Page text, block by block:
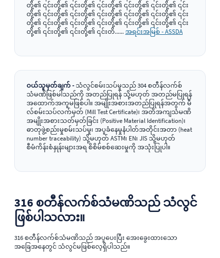
တို့၏ ၎င်းတို့၏ ၎င်းတို့၏ ၎င်းတို့၏ ၎င်းတို့၏ ၎င်းတို့၏ ၎င်း
တို့၏ ၎င်းတို့၏ ၎င်းတို့၏ ၎င်းတို့၏ ၎င်းတို့၏ ၎င်းတို့၏ ၎င်း
တို့၏ ၎င်းတို့၏ ၎င်းတို့၏ ၎င်းတို့၏ ၎င်းတို့၏ ၎င်းတို့၏ ၎င်း
တို့၏ ၎င်းတို့၏ ၎င်းတို့၏ ၎င်းတိ......အရင်းအမြစ် - ASSDA
ဝယ်သူမှတ်ချက် - သံလွင်စမ်းသပ်မှုသည် 304 စတီန်လက်စ်
သံမဏိဖြစ်မါသည်ကို အတည်ပြုရန် သို့မဟုတ် အတည်မပြုရန်
အထောက်အကူမဖြစ်ပါ။ အမျိုးအစားအတည်ပြုရန်အတွက် မီ
လ်စမ်းသပ်လက်မှတ် (Mill Test Certificate)၊ အတိအကျသံမဏိ
အမျိုးအစားသတ်မှတ်ခြင်း (Positive Material Identification)၊
ဓာတုဖွဲ့စည်းမှုစမ်းသပ်မှု၊ အပူခံနေမှုနံပါတ်အတိုင်းအတာ (heat
number traceability) သို့မဟုတ် ASTM၊ EN၊ JIS သို့မဟုတ်
စီမံကိန်းစံနှုန်းများအရ စိစိမ်စစ်ဆေးမှုကို အသုံးပြုပါ။
316 စတီန်လက်စ်သံမဏိသည် သံလွင်
ဖြစ်ပါသလား။
316 စတီန်လက်စ်သံမဏိသည် အပူပေးပြီး အေးခွေးထားသော
အခြေအနေတွင် သံလွင်မဖြစ်လေ့ရှိပါသည်။